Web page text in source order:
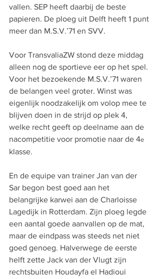
vallen. SEP heeft daarbij de beste
papieren. De ploeg uit Delft heeft 1 punt
meer dan M.S.V.’71 en SVV.
Voor TransvaliaZW stond deze middag
alleen nog de sportieve eer op het spel.
Voor het bezoekende M.S.V.’71 waren
de belangen veel groter. Winst was
eigenlijk noodzakelijk om volop mee te
blijven doen in de strijd op plek 4,
welke recht geeft op deelname aan de
nacompetitie voor promotie naar de 4e
klasse.
En de equipe van trainer Jan van der
Sar begon best goed aan het
belangrijke karwei aan de Charloisse
Lagedijk in Rotterdam. Zijn ploeg legde
een aantal goede aanvallen op de mat,
maar de eindpass was steeds net niet
goed genoeg. Halverwege de eerste
helft zette Jack van der Vlugt zijn
rechtsbuiten Houdayfa el Hadioui